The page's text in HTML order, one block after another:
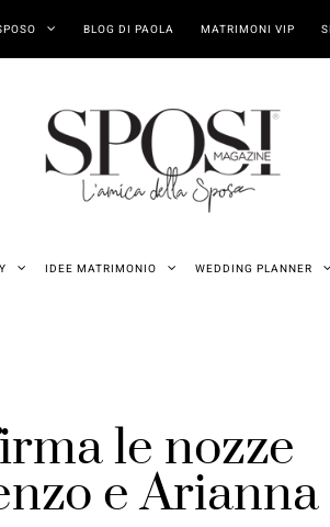
BLOG DI PAOLA MATRIMONI VIP
IDEE MATRIMONIO WEDDING PLANNER
le nozze
e Arianna